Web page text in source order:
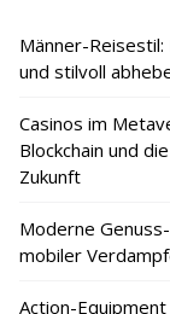
Männer-
und stilvoll
Casinos im
Blockchain und
Zukunft
Moderne
mobiler
Action-